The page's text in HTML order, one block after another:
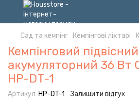
Сад та кемпінг Кемпінгові ліхтарі
Кемпінговий
акумуляторний 36 Вт
HP-DT-1
Артикул: HP-DT-1 Залишити відгук